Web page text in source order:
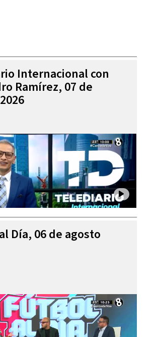
Internacional con
Ramírez, 07 de
Día, 06 de agosto